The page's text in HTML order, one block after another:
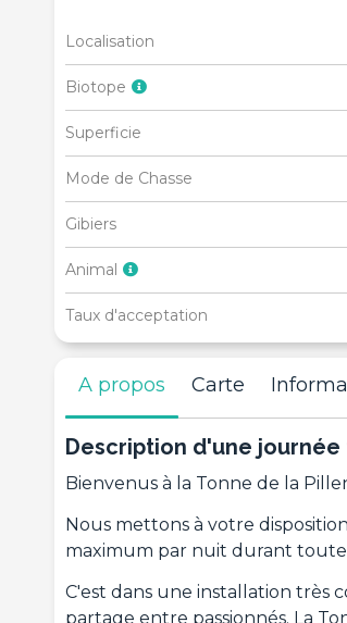
Localisation
Biotope
Superficie
Mode de Chasse
Gibiers
Animal
Taux d'acceptation
A propos Carte
Description d'une journée
Bienvenus à la Tonne de la
Nous mettons à votre
maximum par nuit durant
C'est dans une installation très
partage entre passionnés. La